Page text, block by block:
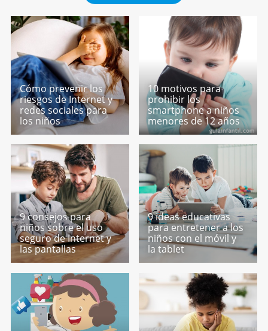
Cómo prevenir los
riesgos de Internet y
redes sociales para
los niños
10 motivos para
prohibir los
smartphone a niños
menores de 12 años
9 consejos para
niños sobre el uso
seguro de Internet y
las pantallas
9 ideas educativas
para entretener a los
niños con el móvil y
la tablet